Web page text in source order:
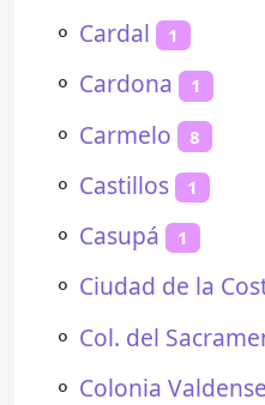
⚬ Cardal 1
⚬ Cardona 1
⚬ Carmelo 8
⚬ Castillos 1
⚬ Casupá 1
⚬ Ciudad de la
⚬ Col. del
⚬ Colonia Valdense